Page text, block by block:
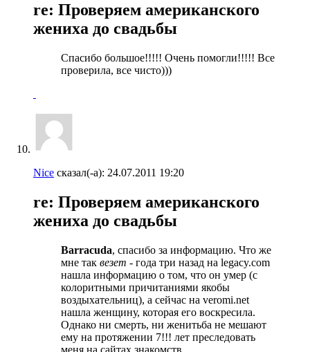
re: Проверяем американского
жениха до свадьбы
Спасибо большое!!!!! Очень помогли!!!!! Все
проверила, все чисто)))
Nice сказал(-а): 24.07.2011 19:20
re: Проверяем американского
жениха до свадьбы
Barracuda, спасибо за информацию. Что же
мне так везет - года три назад на legacy.com
нашла информацию о том, что он умер (с
колоритными причитаниями якобы
воздыхательниц), а сейчас на veromi.net
нашла женщину, которая его воскресила.
Однако ни смерть, ни женитьба не мешают
ему на протяжении 7!!! лет преследовать
меня на сайтах знакомств.